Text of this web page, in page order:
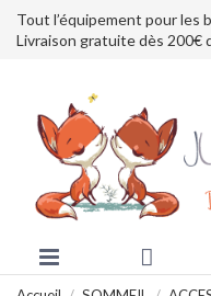
Tout l’équipement pour les
Livraison gratuite dès 200€